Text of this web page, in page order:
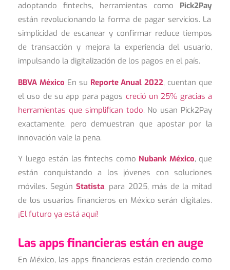
adoptando fintechs, herramientas como Pick2Pay
están revolucionando la forma de pagar servicios. La
simplicidad de escanear y confirmar reduce tiempos
de transacción y mejora la experiencia del usuario,
impulsando la digitalización de los pagos en el país.
BBVA México En su Reporte Anual 2022, cuentan que
el uso de su app para pagos creció un 25% gracias a
herramientas que simplifican todo. No usan Pick2Pay
exactamente, pero demuestran que apostar por la
innovación vale la pena.
Y luego están las fintechs como Nubank México, que
están conquistando a los jóvenes con soluciones
móviles. Según Statista, para 2025, más de la mitad
de los usuarios financieros en México serán digitales.
¡El futuro ya está aquí!
Las apps financieras están en auge
En México, las apps financieras están creciendo como